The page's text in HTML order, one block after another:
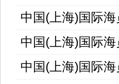
中国(上海)国际
中国(上海)国际
中国(上海)国际